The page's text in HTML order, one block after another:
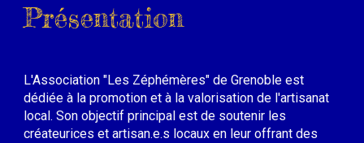
Présentation
L'Association "Les Zéphémères" de Grenoble est
dédiée à la promotion et à la valorisation de l'artisanat
local. Son objectif principal est de soutenir les
créateurices et artisan.e.s locaux en leur offrant des